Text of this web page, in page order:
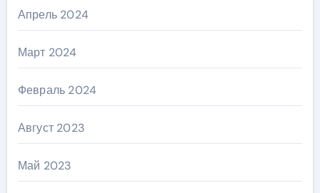
Апрель 2024
Март 2024
Февраль 2024
Август 2023
Май 2023